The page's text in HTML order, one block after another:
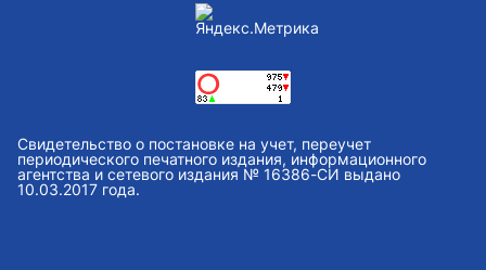
Свидетельство о постановке на учет, переучет
периодического печатного издания, информационного
агентства и сетевого издания № 16386-СИ выдано
10.03.2017 года.